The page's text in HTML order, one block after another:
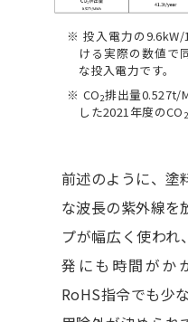
※ 投入電力の9.6kW/
ける実際の数値で
な投入電力です。
※ CO2排出量0.527t/
した2021年度のCO 2
前述のように、塗
な波長の紫外線を
プが幅広く使われ
発にも時間がか
RoHS指令でも少